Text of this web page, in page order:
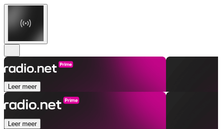
Leer meer
Leer meer